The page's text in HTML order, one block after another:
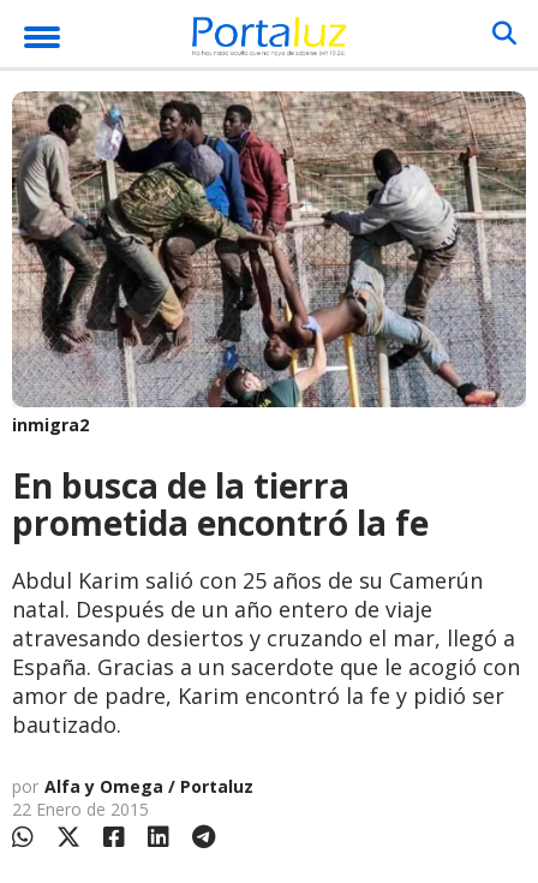
inmigra2
En busca de la tierra
prometida encontró la fe
Abdul Karim salió con 25 años de su Camerún
natal. Después de un año entero de viaje
atravesando desiertos y cruzando el mar, llegó a
España. Gracias a un sacerdote que le acogió con
amor de padre, Karim encontró la fe y pidió ser
bautizado.
por Alfa y Omega / Portaluz
22 Enero de 2015